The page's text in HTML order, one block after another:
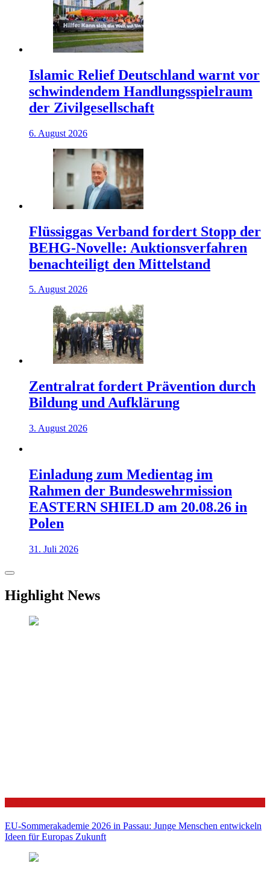
Islamic Relief Deutschland warnt vor
schwindendem Handlungsspielraum
der Zivilgesellschaft
6. August 2026
Flüssiggas Verband fordert Stopp der
BEHG-Novelle: Auktionsverfahren
benachteiligt den Mittelstand
5. August 2026
Zentralrat fordert Prävention durch
Bildung und Aufklärung
3. August 2026
Einladung zum Medientag im
Rahmen der Bundeswehrmission
EASTERN SHIELD am 20.08.26 in
Polen
31. Juli 2026
Highlight News
EU-Sommerakademie 2026 in Passau: Junge Menschen entwickeln
Ideen für Europas Zukunft